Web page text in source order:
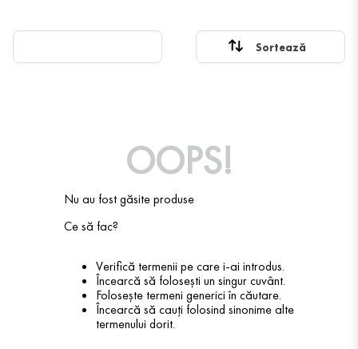
OOPS!
Nu au fost găsite produse
Ce să fac?
Verifică termenii pe care i-ai introdus.
Încearcă să folosești un singur cuvânt.
Folosește termeni generici în căutare.
Încearcă să cauți folosind sinonime alte
termenului dorit.